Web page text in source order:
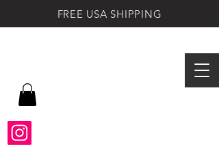
FREE USA SHIPPING